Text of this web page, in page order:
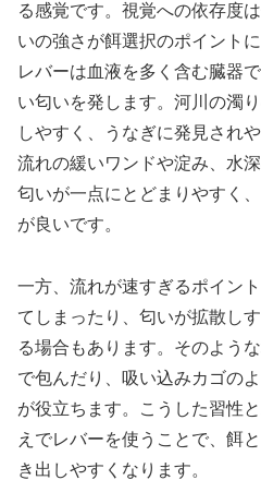
る感覚です。視覚への依存度
いの強さが餌選択のポイントに
レバーは血液を多く含む臓器
い匂いを発します。河川の濁
しやすく、うなぎに発見され
流れの緩いワンドや淀み、水
匂いが一点にとどまりやすく
が良いです。
一方、流れが速すぎるポイン
てしまったり、匂いが拡散し
る場合もあります。そのよう
で包んだり、吸い込みカゴの
が役立ちます。こうした習性
えでレバーを使うことで、餌
き出しやすくなります。